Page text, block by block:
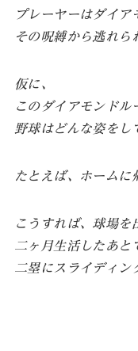
プレーヤーはダイア
その呪縛から逃れら
仮に、
このダイアモンドル
野球はどんな姿をし
たとえば、ホームに
こうすれば、球場を
二ヶ月生活したあと
二塁にスライディン